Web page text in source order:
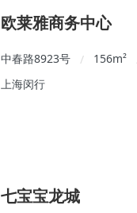
欧莱雅商务中心
中春路8923号 / 156m²
上海闵行
七宝宝龙城